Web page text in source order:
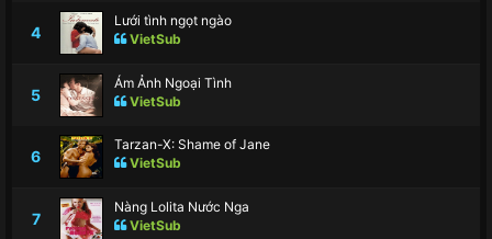
4
Lưới tình ngọt ngào
VietSub
5
Ám Ảnh Ngoại Tình
VietSub
6
Tarzan-X: Shame of Jane
VietSub
7
Nàng Lolita Nước Nga
VietSub